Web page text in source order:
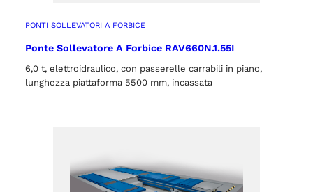
PONTI SOLLEVATORI A FORBICE
Ponte Sollevatore A Forbice RAV660N.1.55I
6,0 t, elettroidraulico, con passerelle carrabili in piano,
lunghezza piattaforma 5500 mm, incassata